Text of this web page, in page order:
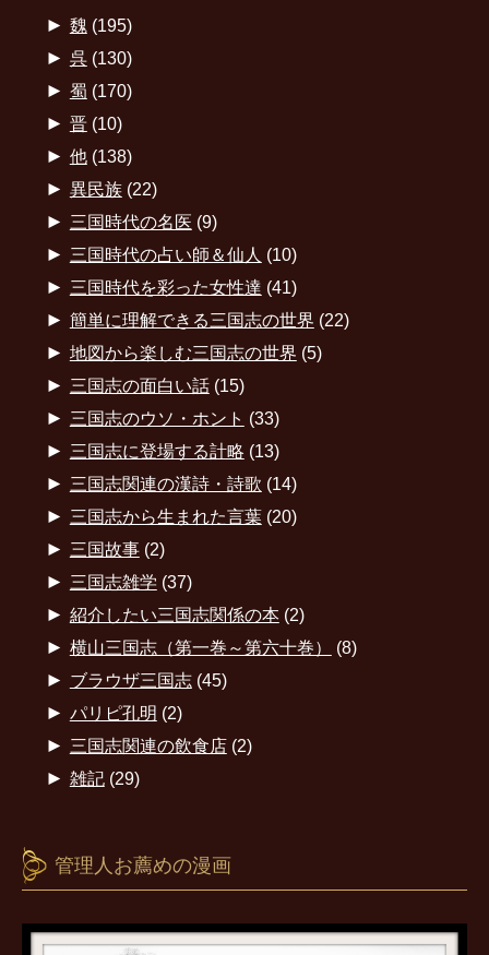
► 魏 (195)
► 呉(130)
► 蜀 (170)
► 晋(10)
► 他(138)
► 異民族(22)
► 三国時代の名医 (9)
► 三国時代の占い師＆仙人 (10)
► 三国時代を彩った女性達 (41)
► 簡単に理解できる三国志の世界 (22)
► 地図から楽しむ三国志の世界 (5)
► 三国志の面白い話(15)
► 三国志のウソ・ホント (33)
► 三国志に登場する計略 (13)
► 三国志関連の漢詩・詩歌 (14)
► 三国志から生まれた言葉(20)
► 三国故事(2)
► 三国志雑学 (37)
► 紹介したい三国志関係の本(2)
► 横山三国志（第一巻～第六十巻） (8)
► ブラウザ三国志(45)
► パリピ孔明 (2)
► 三国志関連の飲食店(2)
► 雑記(29)
管理人お薦めの漫画